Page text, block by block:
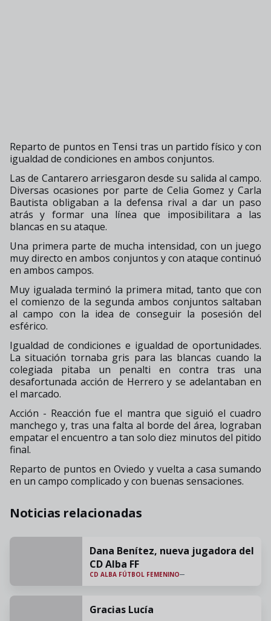
Reparto de puntos en Tensi tras un partido físico y con
igualdad de condiciones en ambos conjuntos.
Las de Cantarero arriesgaron desde su salida al campo.
Diversas ocasiones por parte de Celia Gomez y Carla
Bautista obligaban a la defensa rival a dar un paso
atrás y formar una línea que imposibilitara a las
blancas en su ataque.
Una primera parte de mucha intensidad, con un juego
muy directo en ambos conjuntos y con ataque continuó
en ambos campos.
Muy igualada terminó la primera mitad, tanto que con
el comienzo de la segunda ambos conjuntos saltaban
al campo con la idea de conseguir la posesión del
esférico.
Igualdad de condiciones e igualdad de oportunidades.
La situación tornaba gris para las blancas cuando la
colegiada pitaba un penalti en contra tras una
desafortunada acción de Herrero y se adelantaban en
el marcado.
Acción - Reacción fue el mantra que siguió el cuadro
manchego y, tras una falta al borde del área, lograban
empatar el encuentro a tan solo diez minutos del pitido
final.
Reparto de puntos en Oviedo y vuelta a casa sumando
en un campo complicado y con buenas sensaciones.
Noticias relacionadas
Dana Benítez, nueva jugadora del
CD Alba FF
CD ALBA FÚTBOL FEMENINO
Gracias Lucía